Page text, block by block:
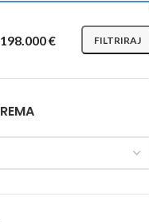
FILTRIRAJ
198.000 €